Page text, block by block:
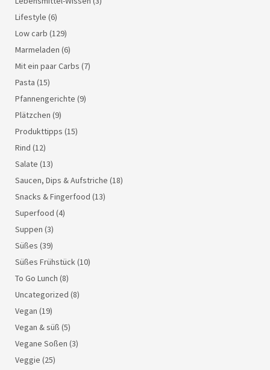
Lifestyle (6)
Low carb (129)
Marmeladen (6)
Mit ein paar Carbs (7)
Pasta (15)
Pfannengerichte (9)
Plätzchen (9)
Produkttipps (15)
Rind (12)
Salate (13)
Saucen, Dips & Aufstriche (18)
Snacks & Fingerfood (13)
Superfood (4)
Suppen (3)
Süßes (39)
Süßes Frühstück(10)
To Go Lunch (8)
Uncategorized (8)
Vegan (19)
Vegan & süß (5)
Vegane Soßen (3)
Veggie (25)